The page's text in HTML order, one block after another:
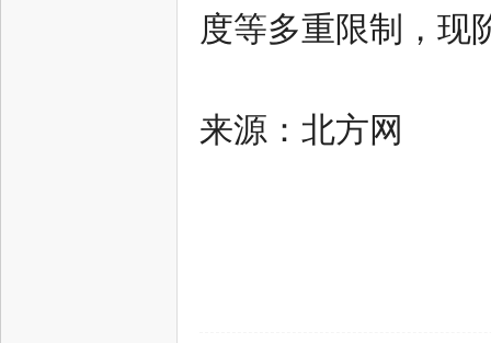
度等多重限制，现
来源：北方网